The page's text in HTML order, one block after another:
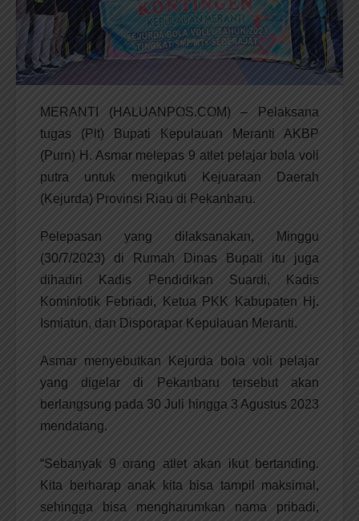
MERANTI (HALUANPOS.COM) – Pelaksana
tugas (Plt) Bupati Kepulauan Meranti AKBP
(Purn) H. Asmar melepas 9 atlet pelajar bola voli
putra untuk mengikuti Kejuaraan Daerah
(Kejurda) Provinsi Riau di Pekanbaru.
Pelepasan yang dilaksanakan, Minggu
(30/7/2023) di Rumah Dinas Bupati itu juga
dihadiri Kadis Pendidikan Suardi, Kadis
Kominfotik Febriadi, Ketua PKK Kabupaten Hj.
Ismiatun, dan Disporapar Kepulauan Meranti.
Asmar menyebutkan Kejurda bola voli pelajar
yang digelar di Pekanbaru tersebut akan
berlangsung pada 30 Juli hingga 3 Agustus 2023
mendatang.
“Sebanyak 9 orang atlet akan ikut bertanding.
Kita berharap anak kita bisa tampil maksimal,
sehingga bisa mengharumkan nama pribadi,